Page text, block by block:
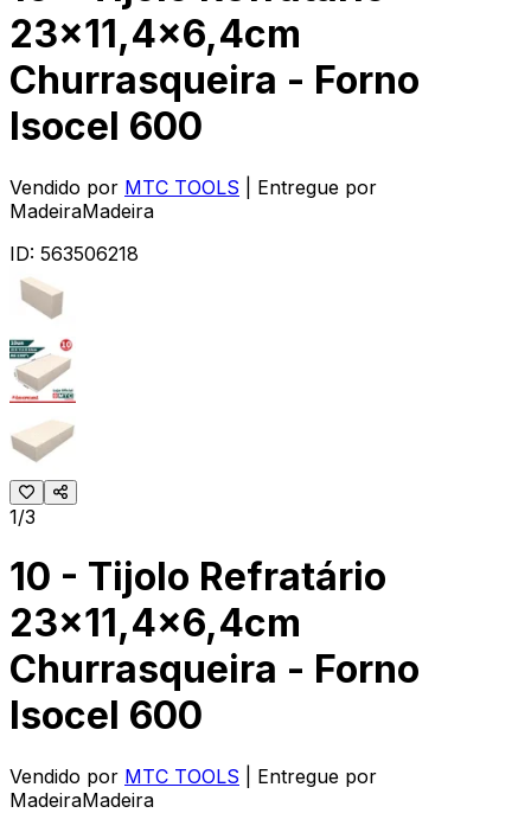
23x11,4x6,4cm
Churrasqueira - Forno
Isocel 600
Vendido por MTC TOOLS
| Entregue por
MadeiraMadeira
ID: 563506218
1/3
10 - Tijolo Refratário
23x11,4x6,4cm
Churrasqueira - Forno
Isocel 600
Vendido por MTC TOOLS
| Entregue por
MadeiraMadeira